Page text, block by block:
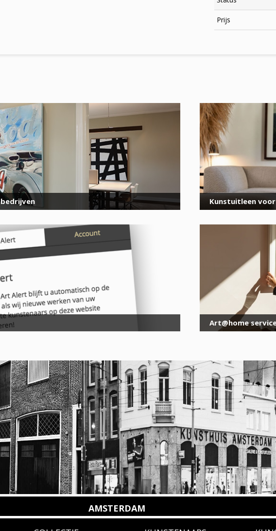
Prijs
Kunstuitleen
Art@home
AMSTERDAM
voor onze nieuwsbrief
E-
mailadres
×